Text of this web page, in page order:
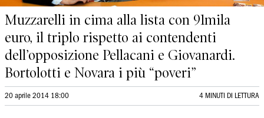
Muzzarelli in cima alla lista con 91mila
euro, il triplo rispetto ai contendenti
dell’opposizione Pellacani e Giovanardi.
Bortolotti e Novara i più “poveri”
20 aprile 2014 18:00 4 MINUTI DI LETTURA